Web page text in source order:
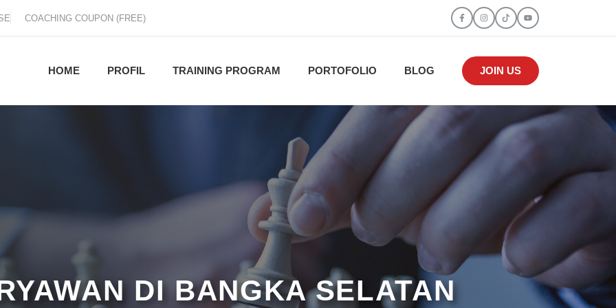
COACHING COUPON (FREE)
HOME PROFIL TRAINING PROGRAM PORTOFOLIO BLOG JOIN US
DI BANGKA SELATAN